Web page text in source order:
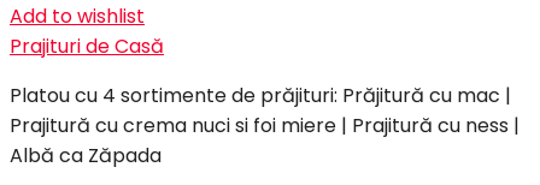
Add to wishlist
Prajituri de Casă
Platou cu 4 sortimente de prăjituri: Prăjitură cu mac |
Prajitură cu crema nuci si foi miere | Prajitură cu ness |
Albă ca Zăpada